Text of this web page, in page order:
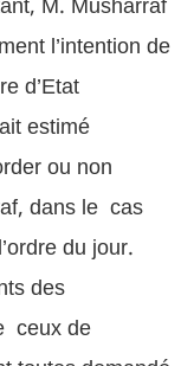
l’intention de
d’Etat
estimé
ou non
dans le cas
du jour.
des
ceux de